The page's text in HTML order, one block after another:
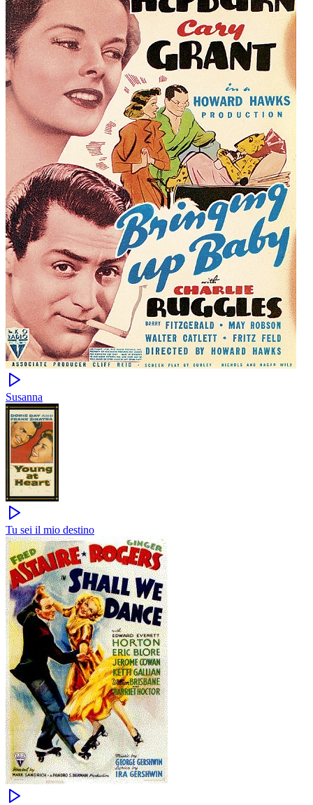
Susanna
Tu sei il mio destino